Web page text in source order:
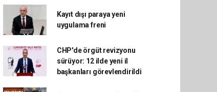
Kayıt dışı paraya yeni
uygulama freni
CHP'de örgüt revizyonu
sürüyor: 12 ilde yeni il
başkanları görevlendirildi